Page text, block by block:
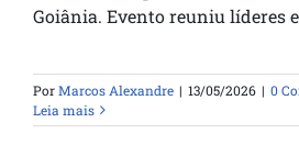
Goiânia. Evento reuniu líderes
PorMarcos Alexandre | 13/05/2026 | 0
Leia mais